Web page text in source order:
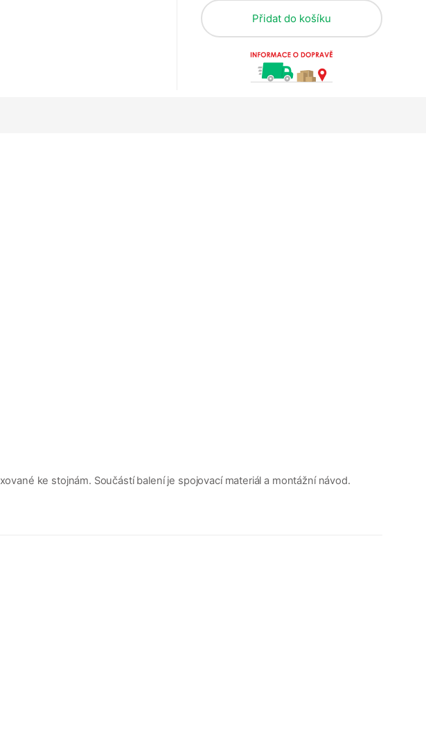
Přidat do košíku
ke stojnám. Součástí balení je spojovací materiál a montážní návod.